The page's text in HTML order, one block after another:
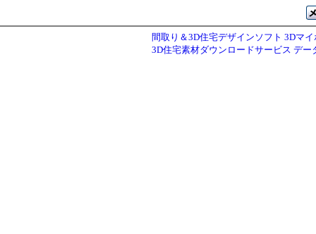
間取り＆3D住宅デザインソフト 3Dマ
3D住宅素材ダウンロードサービス デー